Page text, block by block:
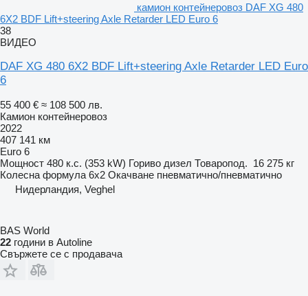
камион контейнеровоз DAF XG 480
6X2 BDF Lift+steering Axle Retarder LED Euro 6
38
ВИДЕО
DAF XG 480 6X2 BDF Lift+steering Axle Retarder LED Euro
6
55 400 € ≈ 108 500 лв.
Камион контейнеровоз
2022
407 141 км
Euro 6
Мощност 480 к.с. (353 kW) Гориво дизел Товаропод. 16 275 кг
Колесна формула 6x2 Окачване пневматично/пневматично
Нидерландия, Veghel
BAS World
22 години в Autoline
Свържете се с продавача